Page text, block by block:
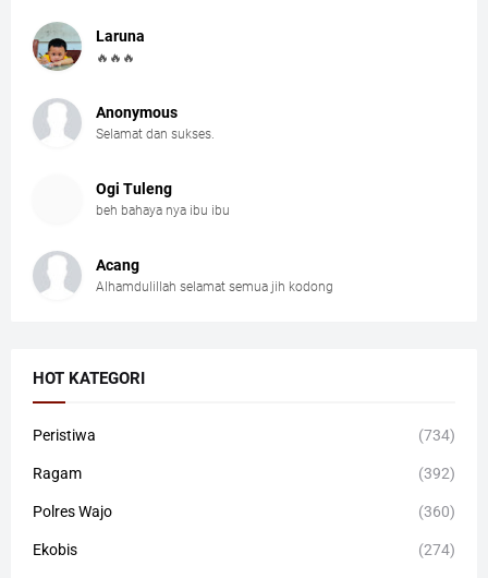
Laruna
🔥🔥🔥
Anonymous
Selamat dan sukses.
Ogi Tuleng
beh bahaya nya ibu ibu
Acang
Alhamdulillah selamat semua jih kodong
HOT KATEGORI
Peristiwa (734)
Ragam (392)
Polres Wajo (360)
Ekobis (274)